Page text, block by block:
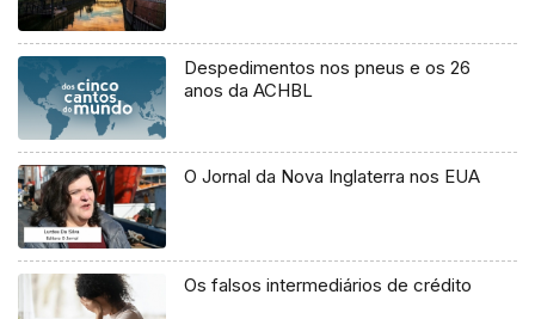
Despedimentos nos pneus e os 26
anos da ACHBL
O Jornal da Nova Inglaterra nos EUA
Os falsos intermediários de crédito